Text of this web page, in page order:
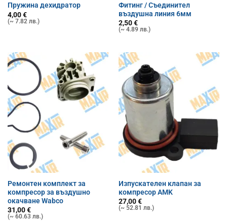
Пружина дехидратор
4,00€
(~ 7.82 лв.)
Фитинг / Съединител
въздушна линия 6мм
2,50€
(~ 4.89 лв.)
Ремонтен комплект за
компресор за въздушно
окачване Wabco
31,00€
(~ 60.63 лв.)
Изпускателен клапан за
компресор AMK
27,00€
(~ 52.81 лв.)